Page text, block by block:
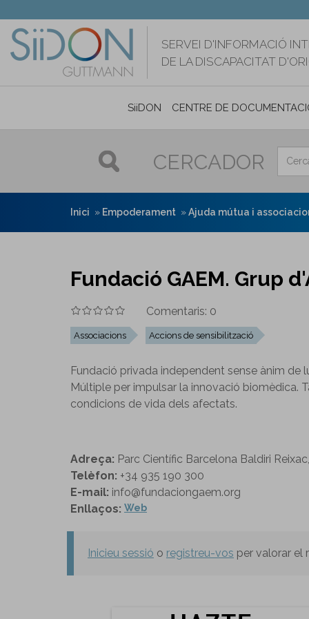
contingut
SERVEI D'INFORMACIÓ
DE LA DISCAPACITAT
SiiDON CENTRE DE
CERCADOR
Inici Empoderament Ajuda mútua i
Fundació GAEM. Grup
Comentaris: 0
Associacions Accions de sensibilització
Fundació privada independent sense ànim de
Múltiple per impulsar la innovació biomèdica.
condicions de vida dels afectats.
Adreça: Parc Científic Barcelona Baldiri
Telèfon: +34 935 190 300
E-mail: info@fundaciongaem.org
Enllaços: Web
Inicieu sessió o registreu-vos per valorar el